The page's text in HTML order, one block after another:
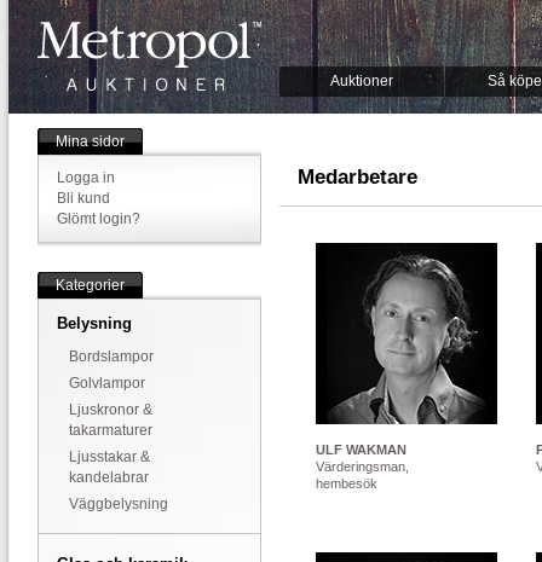
Auktioner Så
Mina sidor
Logga in
Bli kund
Glömt login?
Kategorier
Belysning
Bordslampor
Golvlampor
Ljuskronor &
takarmaturer
Ljusstakar &
kandelabrar
Väggbelysning
Medarbetare
ULF WAKMAN
Värderingsman,
hembesök